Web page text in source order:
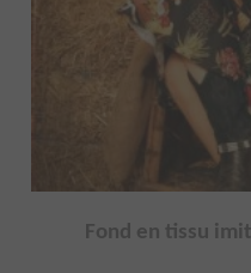
Fond en tissu